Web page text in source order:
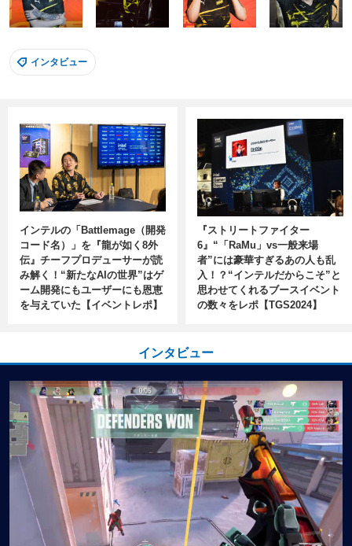
インタビュー
インテルの「Battlemage（開発
コード名）」を『龍が如く8外
伝』チーフプロデューサーが読
み解く！“新たなAIの世界”はゲ
ーム開発にもユーザーにも恩恵
を与えていた【イベントレポ】
『ストリートファイター
6』“「RaMu」vs一般来場
者”には豪華すぎるあの人も乱
入！？“インテルだからこそ”と
思わせてくれるブースイベント
の数々をレポ【TGS2024】
インタビュー